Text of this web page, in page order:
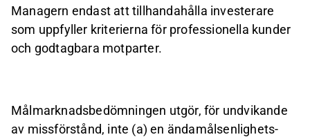
Managern endast att tillhandahålla investerare
som uppfyller kriterierna för professionella kunder
och godtagbara motparter.
Målmarknadsbedömningen utgör, för undvikande
av missförstånd, inte (a) en ändamålsenlighets-